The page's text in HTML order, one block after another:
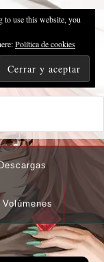
I do best isn't very
use this website, you
Política de cookies